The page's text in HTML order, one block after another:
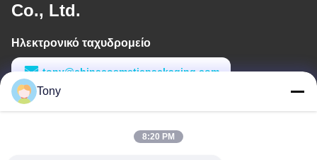
Co., Ltd.
Ηλεκτρονικό ταχυδρομείο
tony@chinacosmeticpackaging.com
Εργασιακό χρόνο
Tony
8:20 PM